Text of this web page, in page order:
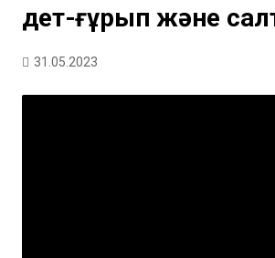
Әдет-ғұрып және
31.05.2023